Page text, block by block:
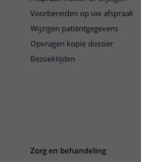
Voorbereiden op uw afspraak
Wijzigen patiëntgegevens
Opvragen kopie dossier
Bezoektijden
Zorg en behandeling